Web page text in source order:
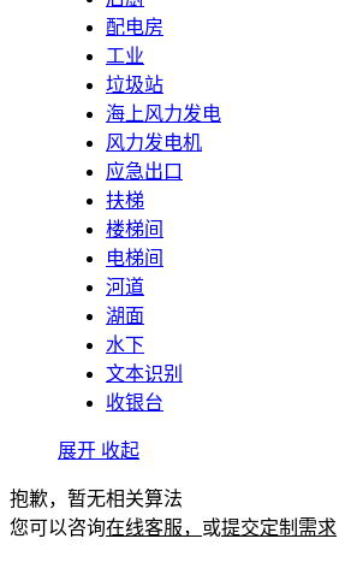
配电房
工业
垃圾站
海上风力发电
风力发电机
应急出口
扶梯
楼梯间
电梯间
河道
湖面
水下
文本识别
收银台
展开 收起
抱歉，暂无相关算法
您可以咨询在线客服， 或提交定制需求